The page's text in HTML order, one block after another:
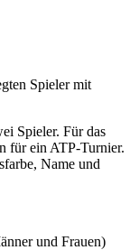
Spieler mit
Spieler. Für das
für ein ATP-Turnier.
Name und
und Frauen)